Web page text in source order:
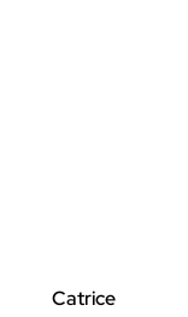
Catrice